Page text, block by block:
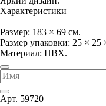
Характеристики
Размер: 183 × 69 см.
Размер упаковки: 25 × 25
Материал: ПВХ.
Арт. 59720